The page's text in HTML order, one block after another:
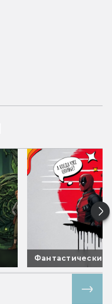
Фантастические